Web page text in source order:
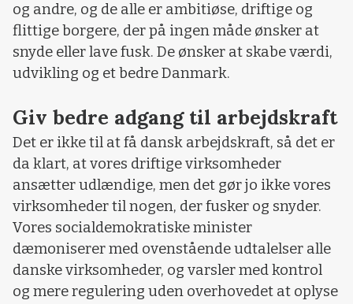
og andre, og de alle er ambitiøse, driftige og
flittige borgere, der på ingen måde ønsker at
snyde eller lave fusk. De ønsker at skabe værdi,
udvikling og et bedre Danmark.
Giv bedre adgang til arbejdskraft
Det er ikke til at få dansk arbejdskraft, så det er
da klart, at vores driftige virksomheder
ansætter udlændige, men det gør jo ikke vores
virksomheder til nogen, der fusker og snyder.
Vores socialdemokratiske minister
dæmoniserer med ovenstående udtalelser alle
danske virksomheder, og varsler med kontrol
og mere regulering uden overhovedet at oplyse